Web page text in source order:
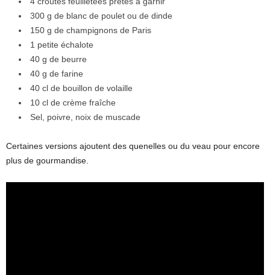
300 g de blanc de poulet ou de dinde
150 g de champignons de Paris
1 petite échalote
40 g de beurre
40 g de farine
40 cl de bouillon de volaille
10 cl de crème fraîche
Sel, poivre, noix de muscade
Certaines versions ajoutent des quenelles ou du veau pour encore
plus de gourmandise.